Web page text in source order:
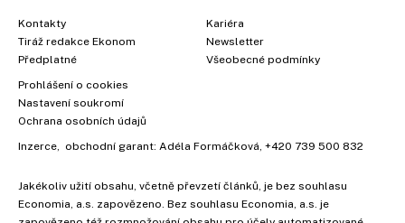
Kontakty
Tiráž redakce Ekonom
Předplatné
Kariéra
Newsletter
Všeobecné podmínky
Prohlášení o cookies
Nastavení soukromí
Ochrana osobních údajů
Inzerce , obchodní garant: Adéla Formáčková +420 739 500 832
Jakékoliv užití obsahu, včetně převzetí článků, je bez souhlasu
Economia, a.s. zapovězeno. Bez souhlasu Economia, a.s. je